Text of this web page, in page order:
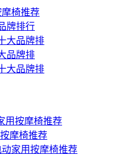
椅推荐
牌排行
大品牌排
品牌排
大品牌排
用按摩椅推荐
摩椅推荐
家用按摩椅推荐